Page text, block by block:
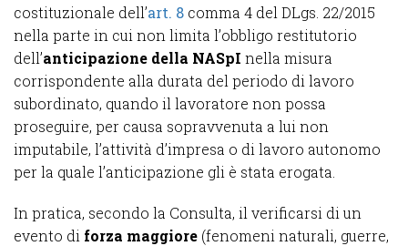
costituzionale dell’art. 8 comma 4 del DLgs. 22/2015
nella parte in cui non limita l’obbligo restitutorio
dell’anticipazione della NASpI nella misura
corrispondente alla durata del periodo di lavoro
subordinato, quando il lavoratore non possa
proseguire, per causa sopravvenuta a lui non
imputabile, l’attività d’impresa o di lavoro autonomo
per la quale l’anticipazione gli è stata erogata.
In pratica, secondo la Consulta, il verificarsi di un
evento di forza maggiore (fenomeni naturali, guerre,